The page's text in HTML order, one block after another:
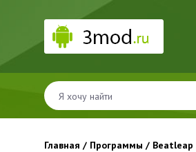
Главная / Программы / Beatleap